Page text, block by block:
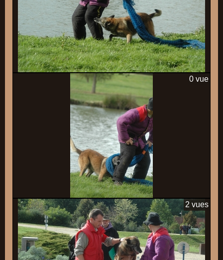
0 vue
2 vues